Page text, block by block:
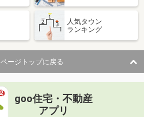
人気タウン
ランキング
ページトップに戻る
goo住宅・不動産
アプリ